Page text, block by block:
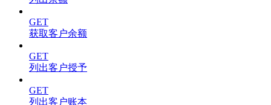
GET
获取客户余额
GET
列出客户授予
GET
列出客户账本